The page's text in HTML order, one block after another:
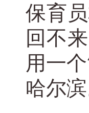
保育
回不
用一
哈尔滨